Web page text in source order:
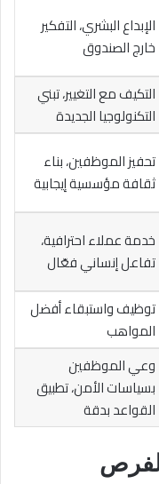
الإبداع البشري، التفكير
خارج الصندوق
التكيف مع التغيير، تبني
التكنولوجيا الجديدة
تحفيز الموظفين، بناء
ثقافة مؤسسية إيجابية
خدمة عملاء احترافية،
تفاعل إنساني فعّال
توظيف واستبقاء أفضل
المواهب
وعي الموظفين
بسياسات الأمن، تطبيق
القواعد بدقة